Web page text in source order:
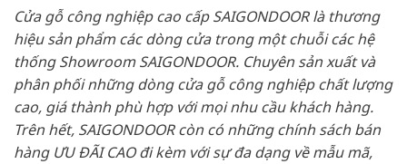
Cửa gỗ công nghiệp cao cấp SAIGONDOOR là thương
hiệu sản phẩm các dòng cửa trong một chuỗi các hệ
thống Showroom SAIGONDOOR. Chuyên sản xuất và
phân phối những dòng cửa gỗ công nghiệp chất lượng
cao, giá thành phù hợp với mọi nhu cầu khách hàng.
Trên hết, SAIGONDOOR còn có những chính sách bán
hàng ƯU ĐÃI CAO đi kèm với sự đa dạng về mẫu mã,